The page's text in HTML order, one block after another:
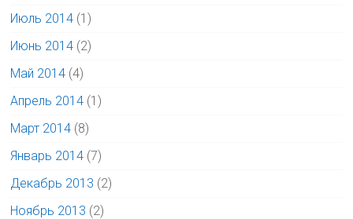
Июль 2014 (1)
Июнь 2014 (2)
Май 2014 (4)
Апрель 2014 (1)
Март 2014 (8)
Январь 2014 (7)
Декабрь 2013 (2)
Ноябрь 2013 (2)